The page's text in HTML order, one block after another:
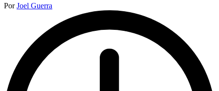
Publicado
PorJoel Guerra